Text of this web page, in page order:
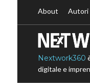
About Autori
Nextwork360
digitale e